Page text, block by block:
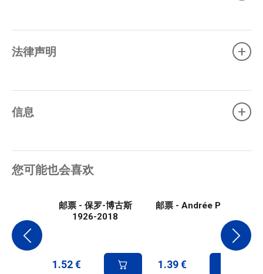
法律声明 +
信息 +
您可能也会喜欢
邮票 - 保罗-博古斯
1926-2018
1.52 €
邮票 - Andrée Putman
1.39 €